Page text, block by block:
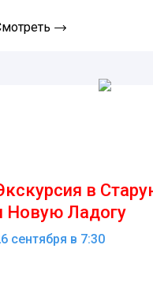
в
Новую Ладогу
сентября в 7:30